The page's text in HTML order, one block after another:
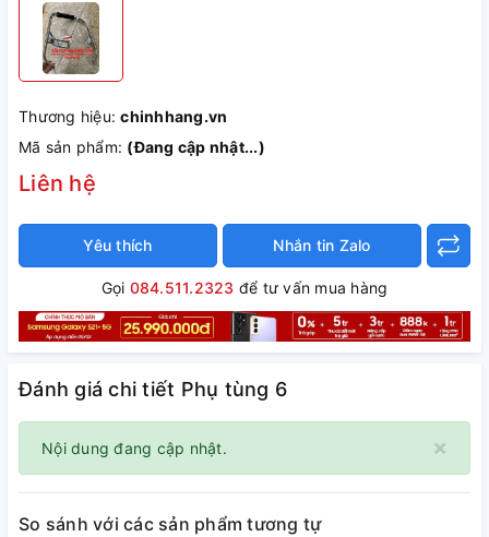
Thương hiệu:chinhhang.vn
Mã sản phẩm: (Đang cập nhật...)
Liên hệ
Yêu thích Nhắn tin Zalo
Gọi 084.511.2323 để tư vấn mua hàng
Đánh giá chi tiết Phụ tùng 6
×
Nội dung đang cập nhật.
So sánh với các sản phẩm tương tự